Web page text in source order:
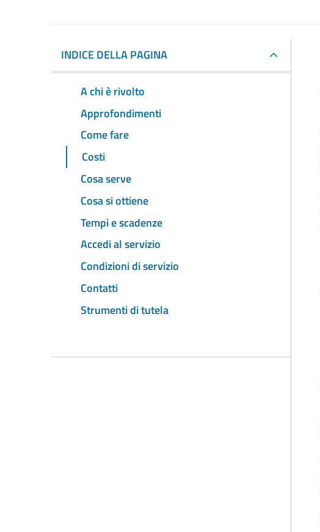
INDICE DELLA PAGINA
A chi è rivolto
Approfondimenti
Come fare
Costi
Cosa serve
Cosa si ottiene
Tempi e scadenze
Accedi al servizio
Condizioni di servizio
Contatti
Strumenti di tutela